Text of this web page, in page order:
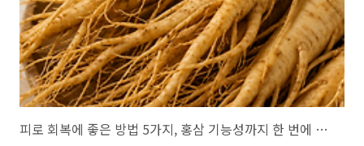
니다우리 몸은 오래된 적..
피로 회복에 좋은 방법 5가지, 홍삼 기능성까지 한 번에 정리 (2026년 최신)